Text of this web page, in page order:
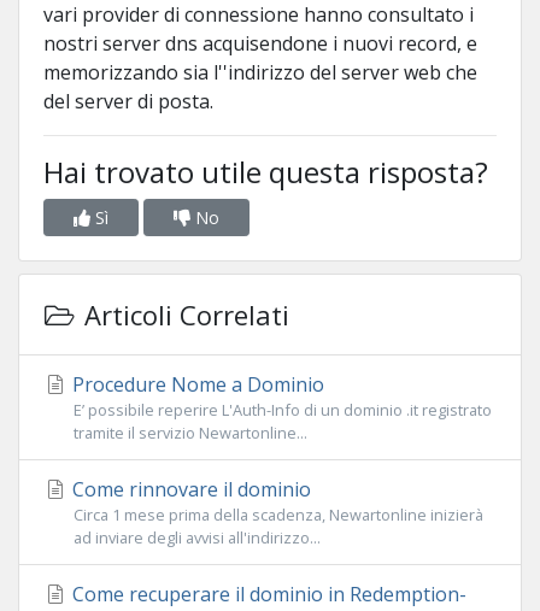
vari provider di connessione hanno consultato i
nostri server dns acquisendone i nuovi record, e
memorizzando sia l''indirizzo del server web che
del server di posta.
Hai trovato utile questa risposta?
Sì No
Articoli Correlati
Procedure Nome a Dominio
E’ possibile reperire L'Auth-Info di un dominio .it registrato
tramite il servizio Newartonline...
Come rinnovare il dominio
Circa 1 mese prima della scadenza, Newartonline inizierà
ad inviare degli avvisi all'indirizzo...
Come recuperare il dominio in Redemption-